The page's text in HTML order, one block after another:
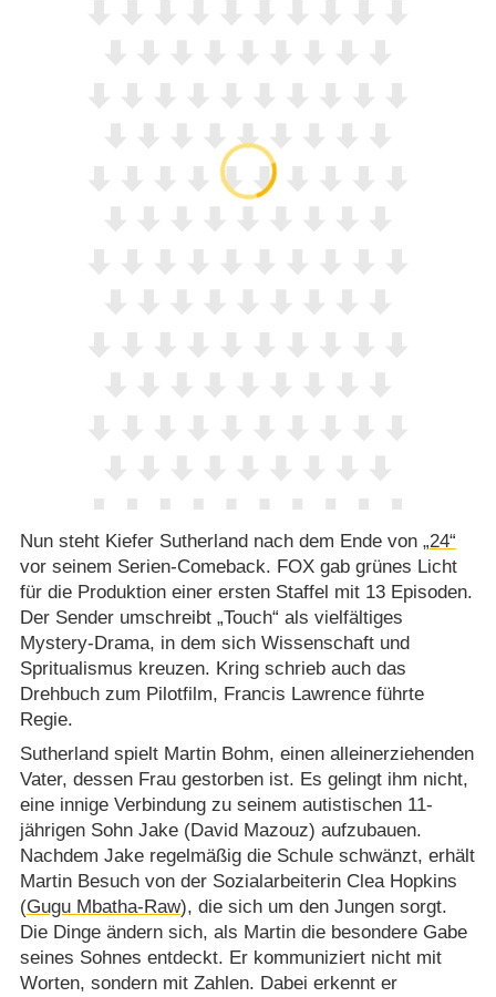
Nun steht Kiefer Sutherland nach dem Ende von „24“
vor seinem Serien-Comeback. FOX gab grünes Licht
für die Produktion einer ersten Staffel mit 13 Episoden.
Der Sender umschreibt „Touch“ als vielfältiges
Mystery-Drama, in dem sich Wissenschaft und
Spritualismus kreuzen. Kring schrieb auch das
Drehbuch zum Pilotfilm, Francis Lawrence führte
Regie.
Sutherland spielt Martin Bohm, einen alleinerziehenden
Vater, dessen Frau gestorben ist. Es gelingt ihm nicht,
eine innige Verbindung zu seinem autistischen 11-
jährigen Sohn Jake (David Mazouz) aufzubauen.
Nachdem Jake regelmäßig die Schule schwänzt, erhält
Martin Besuch von der Sozialarbeiterin Clea Hopkins
(Gugu Mbatha-Raw), die sich um den Jungen sorgt.
Die Dinge ändern sich, als Martin die besondere Gabe
seines Sohnes entdeckt. Er kommuniziert nicht mit
Worten, sondern mit Zahlen. Dabei erkennt er